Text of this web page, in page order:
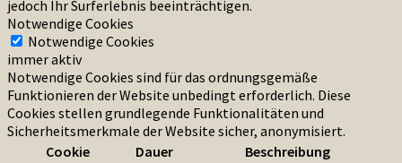
jedoch Ihr Surferlebnis beeinträchtigen.
Notwendige Cookies
Notwendige Cookies
immer aktiv
Notwendige Cookies sind für das ordnungsgemäße
Funktionieren der Website unbedingt erforderlich. Diese
Cookies stellen grundlegende Funktionalitäten und
Sicherheitsmerkmale der Website sicher, anonymisiert.
Cookie
Dauer Beschreibung